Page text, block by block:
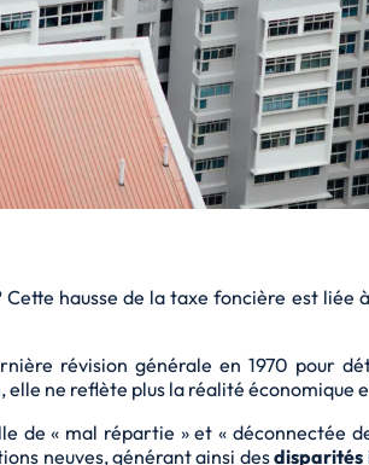
hausse de la taxe foncière est liée
révision générale en 1970 pour
ne reflète plus la réalité économique
« mal répartie » et « déconnectée
neuves, générant ainsi desdisparités